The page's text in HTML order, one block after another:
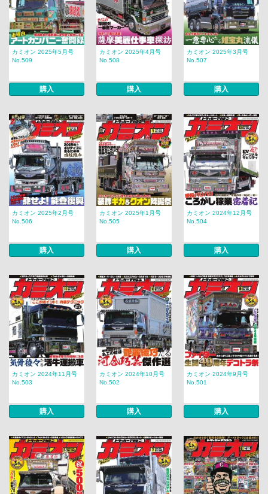
カミオン 2025年5月号
No.509
購入
カミオン 2025年4月号
No.508
購入
カミオン 2025年3月号
No.507
購入
カミオン 2025年2月号
No.506
購入
カミオン 2025年1月号
No.505
購入
カミオン 2024年12月号
No.504
購入
カミオン 2024年11月号
No.503
購入
カミオン 2024年10月号
No.502
購入
カミオン 2024年9月号
No.501
購入